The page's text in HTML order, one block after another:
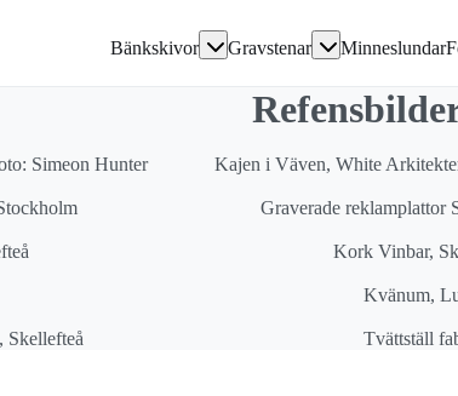
Bänkskivor
Granit
Bricmate
Gravstenar
Designa din gravsten
Minneslundar
Referenser
Simeon Hunter Kajen i Väven, White
Graverade reklamplattor
Kork Vinbar,
Kvänum,
Skellefteå Tvättställ